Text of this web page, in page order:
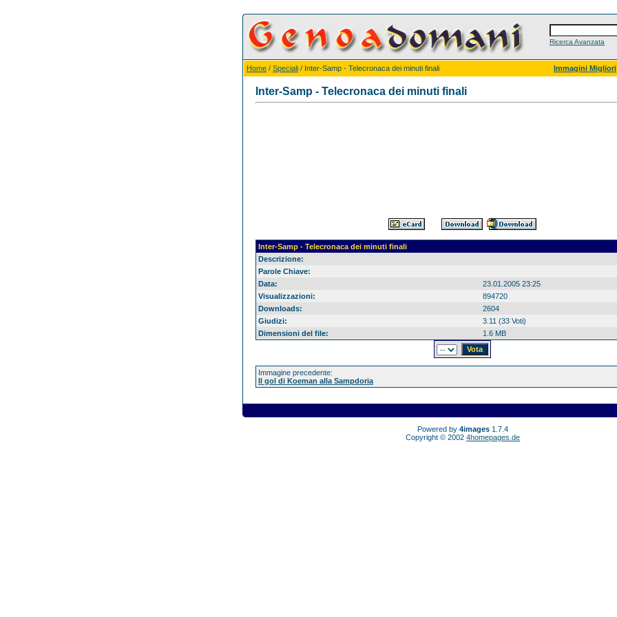
Ricerca Avanzata
Home / Speciali / Inter-Samp - Telecronaca dei minuti finali Immagini Migliori
Inter-Samp - Telecronaca dei minuti finali
Inter-Samp - Telecronaca dei minuti finali
Descrizione:
Parole Chiave:
Data:
23.01.2005 23:25
Visualizzazioni:
894720
Downloads:
2604
Giudizi:
3.11 (33 Voti)
Dimensioni del file:
1.6 MB
Immagine precedente:
Il gol di Koeman alla Sampdoria
Powered by 4images 1.7.4
Copyright © 2002 4homepages.de